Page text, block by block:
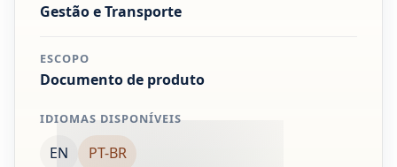
Gestão e Transporte
ESCOPO
Documento de produto
IDIOMAS DISPONÍVEIS
EN PT-BR